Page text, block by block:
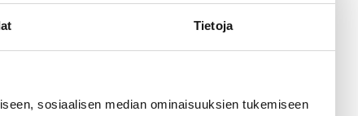
Tietoja
sosiaalisen median ominaisuuksien tukemiseen
2015